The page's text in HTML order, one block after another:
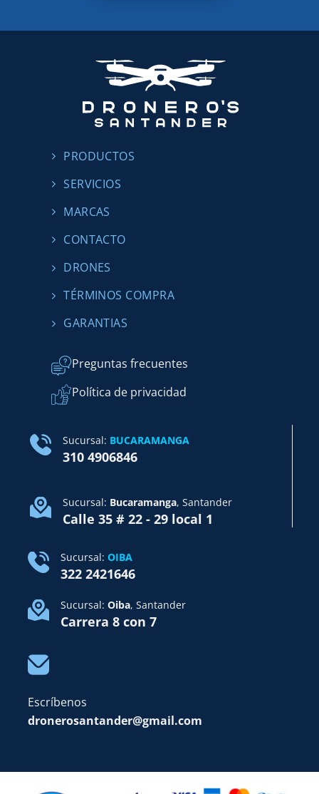
PRODUCTOS
SERVICIOS
MARCAS
CONTACTO
DRONES
TÉRMINOS COMPRA
GARANTIAS
Preguntas frecuentes
Política de privacidad
Sucursal: BUCARAMANGA
310 4906846
Sucursal: Bucaramanga, Santander
Calle 35 # 22 - 29 local 1
Sucursal: OIBA
322 2421646
Sucursal: Oiba, Santander
Carrera 8 con 7
Escríbenos
dronerosantander@gmail.com